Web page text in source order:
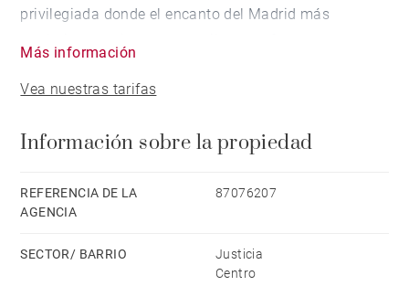
privilegiada donde el encanto del Madrid más
ascensor y servicio de conserjería, la vivienda destaca
exteriores y la luminosidad que aporta su orientación
sur. Sus vigas de madera vistas, presentes en gran
parte de la vivienda, aportan personalidad y un
marcado carácter arquitectónico, creando una
Más información
Vea nuestras tarifas
Información sobre la propiedad
REFERENCIA DE LA
AGENCIA
87076207
SECTOR/ BARRIO
Justicia
Centro